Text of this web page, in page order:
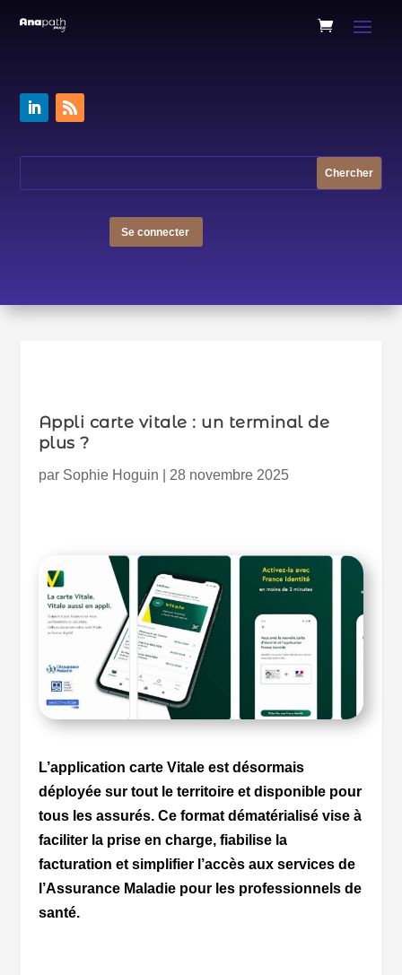
Se connecter
Appli carte vitale : un terminal de
plus ?
par Sophie Hoguin 28 novembre 2025
L’application carte Vitale est désormais
déployée sur tout le territoire et disponible pour
tous les assurés. Ce format dématérialisé vise à
faciliter la prise en charge, fiabilise la
facturation et simplifier l’accès aux services de
l’Assurance Maladie pour les professionnels de
santé.